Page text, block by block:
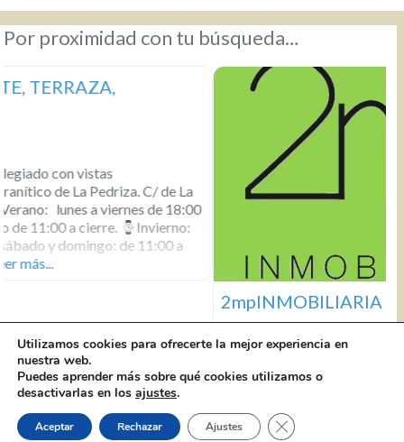
Por proximidad con tu búsqueda…
2mpINMOBILIARIA C/ Panaderos, 44 Local 2
410
info@inmobiliaria2mp.es
De Lunes a viernes, de
9:00 a 14:00 y de 17:00 a 19:00 horas. Sábados, de 10:00 a
14:00 horas. Web: www.inmobiliaria2mp.es Facebook
2mpinmobiliaria 2mpinmobiliaria en Instagram Twitter
Utilizamos cookies para ofrecerte la mejor experiencia en
nuestra web.
Puedes aprender más sobre qué cookies utilizamos o
desactivarlas en los ajustes.
Aceptar Rechazar Ajustes Cerrar el banner de